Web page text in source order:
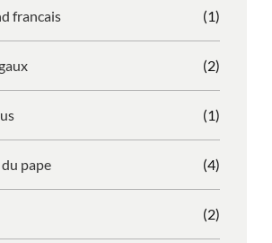
francais (1)
(2)
(1)
pape (4)
(2)